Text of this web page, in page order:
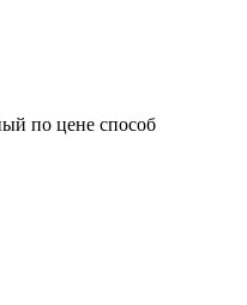
по цене способ